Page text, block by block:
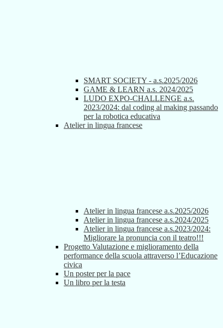
SMART SOCIETY - a.s.2025/2026
GAME & LEARN a.s. 2024/2025
LUDO EXPO-CHALLENGE a.s.
2023/2024: dal coding al making passando
per la robotica educativa
Atelier in lingua francese
Atelier in lingua francese a.s.2025/2026
Atelier in lingua francese a.s.2024/2025
Atelier in lingua francese a.s.2023/2024:
Migliorare la pronuncia con il teatro!!!
Progetto Valutazione e miglioramento della
performance della scuola attraverso l’Educazione
civica
Un poster per la pace
Un libro per la testa